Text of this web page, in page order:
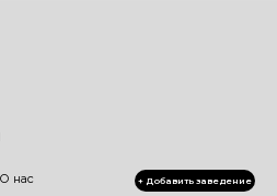
О нас + Добавить заведение